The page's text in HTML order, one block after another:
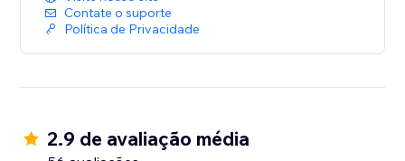
Contate o suporte
Política de Privacidade
2.9 de avaliação média